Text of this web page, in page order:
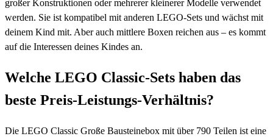
großer Konstruktionen oder mehrerer kleinerer Modelle verwendet
werden. Sie ist kompatibel mit anderen LEGO-Sets und wächst mit
deinem Kind mit. Aber auch mittlere Boxen reichen aus – es kommt
auf die Interessen deines Kindes an.
Welche LEGO Classic-Sets haben das
beste Preis-Leistungs-Verhältnis?
Die LEGO Classic Große Bausteinebox mit über 790 Teilen ist eine